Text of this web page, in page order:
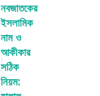
নবজাতকের
ইসলামিক
নাম ও
আকীকার
সঠিক
নিয়ম: